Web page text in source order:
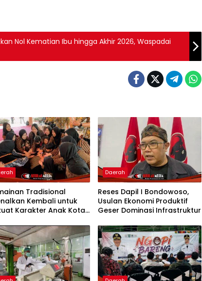
Nol Kematian Ibu hingga Akhir 2026, Waspadai
Tradisional
Kembali untuk
Karakter Anak Kota
Daerah
Reses Dapil I Bondowoso,
Usulan Ekonomi Produktif
Geser Dominasi Infrastruktur